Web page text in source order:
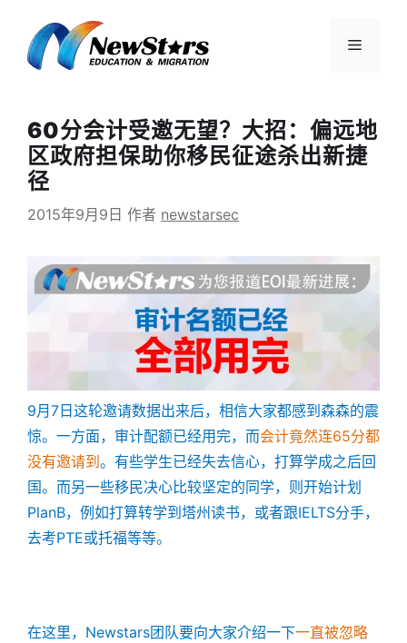
菜
60分会计受邀无望？大招：偏远地
区政府担保助你移民征途杀出新捷
径
2015年9月9日 作者 newstarsec
9月7日这轮邀请数据出来后，相信大家都感到森森的震
惊。一方面，审计配额已经用完，而会计竟然连65分都
没有邀请到 。有些学生已经失去信心，打算学成之后回
国。而另一些移民决心比较坚定的同学，则开始计划
PlanB，例如打算转学到塔州读书，或者跟IELTS分手，
去考PTE或托福等等。
在这里，Newstars团队要向大家介绍一下一直被忽略